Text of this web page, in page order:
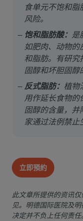
食单元不饱和
风险。
饱和脂肪酸： 是
如肥肉、动物
和脂肪。有研究
固醇和坏胆固醇
反式脂肪： 植物
用作延长食物的
固醇的含量，并
家通过法例禁止
立即預約
此文章所提供的资讯
见。明德国际医院及
决定并不负上任何责任。